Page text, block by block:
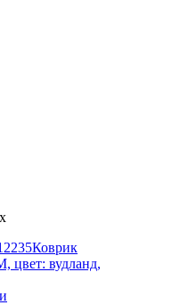
Коврик
цвет: вудланд,